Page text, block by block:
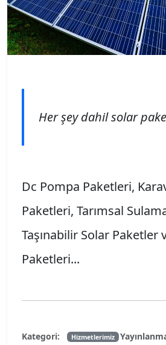
Her şey dahil solar
Dc Pompa Paketleri,
Paketleri, Tarımsal
Taşınabilir Solar Paketler
Paketleri...
Kategori: Hizmetlerimiz